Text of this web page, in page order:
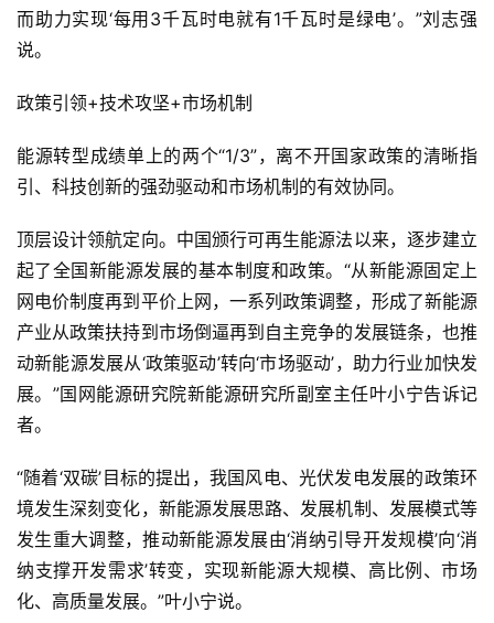
而助力实现‘每用3千瓦时电就有1千瓦时是绿电’。”刘志强
说。
政策引领+技术攻坚+市场机制
能源转型成绩单上的两个“1/3”，离不开国家政策的清晰指
引、科技创新的强劲驱动和市场机制的有效协同。
顶层设计领航定向。中国颁行可再生能源法以来，逐步建立
起了全国新能源发展的基本制度和政策。“从新能源固定上
网电价制度再到平价上网，一系列政策调整，形成了新能源
产业从政策扶持到市场倒逼再到自主竞争的发展链条，也推
动新能源发展从‘政策驱动’转向‘市场驱动’，助力行业加快发
展。”国网能源研究院新能源研究所副室主任叶小宁告诉记
者。
“随着‘双碳’目标的提出，我国风电、光伏发电发展的政策环
境发生深刻变化，新能源发展思路、发展机制、发展模式等
发生重大调整，推动新能源发展由‘消纳引导开发规模’向‘消
纳支撑开发需求’转变，实现新能源大规模、高比例、市场
化、高质量发展。”叶小宁说。